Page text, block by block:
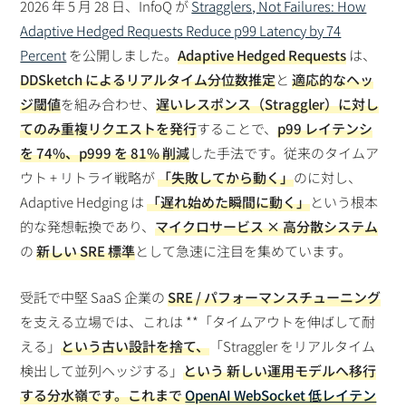
2026 年 5 月 28 日、InfoQ がStragglers, Not Failures: How
Adaptive Hedged Requests Reduce p99 Latency by 74
Percentを公開しました。Adaptive Hedged Requests は、
DDSketch によるリアルタイム分位数推定と適応的なヘッ
ジ閾値を組み合わせ、遅いレスポンス（Straggler）に対し
てのみ重複リクエストを発行することで、p99 レイテンシ
を 74%、p999 を 81% 削減した手法です。従来のタイムア
ウト + リトライ戦略が「失敗してから動く」のに対し、
Adaptive Hedging は「遅れ始めた瞬間に動く」という根本
的な発想転換であり、マイクロサービス × 高分散システム
の新しい SRE 標準として急速に注目を集めています。
受託で中堅 SaaS 企業のSRE / パフォーマンスチューニング
を支える立場では、これは **「タイムアウトを伸ばして耐
える」という古い設計を捨て、 「Straggler をリアルタイム
検出して並列ヘッジする」という新しい運用モデルへ移行
する分水嶺です。これまでOpenAI WebSocket 低レイテン